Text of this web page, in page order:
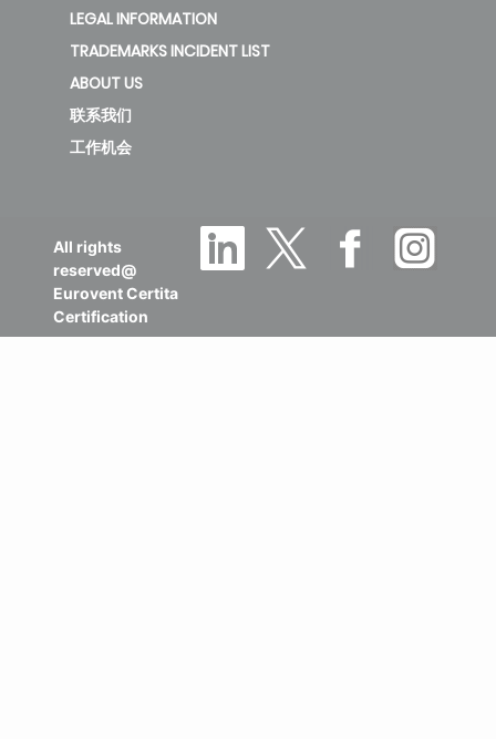
LEGAL INFORMATION
TRADEMARKS INCIDENT LIST
ABOUT US
联系我们
工作机会
All rights
reserved@
Eurovent Certita
Certification